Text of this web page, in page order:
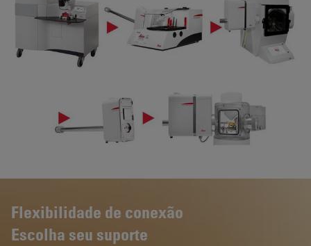
Flexibilidade de conexão
Escolha seu suporte